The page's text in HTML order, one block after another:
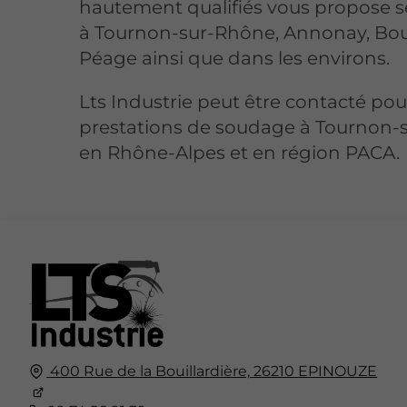
hautement qualifiés vous propose
à Tournon-sur-Rhône, Annonay,
Péage ainsi que dans les environs.
Lts Industrie peut être contacté
prestations de soudage à Tournon-
en Rhône-Alpes et en région PACA.
400 Rue de la Bouillardière, 26210 EPINOUZE